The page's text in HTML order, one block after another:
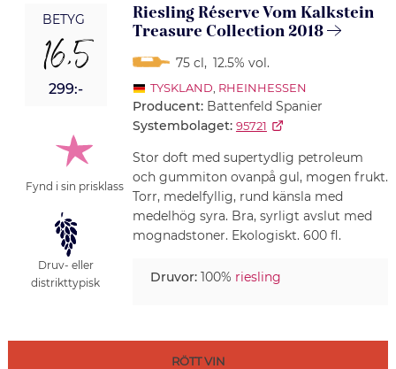
BETYG
16,5
299:-
Fynd i sin prisklass
Druv- eller
distrikttypisk
Riesling Réserve Vom Kalkstein
Treasure Collection 2018
75 cl, 12.5% vol.
TYSKLAND RHEINHESSEN
Producent: Battenfeld Spanier
Systembolaget: 95721
Stor doft med supertydlig petroleum
och gummiton ovanpå gul, mogen frukt.
Torr, medelfyllig, rund känsla med
medelhög syra. Bra, syrligt avslut med
mognadstoner. Ekologiskt. 600 fl.
Druvor:100% riesling
RÖTT VIN